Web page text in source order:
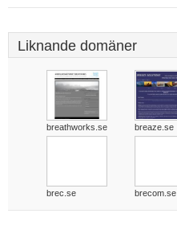
Liknande domäner
breathworks.se breaze.se
brec.se brecom.se